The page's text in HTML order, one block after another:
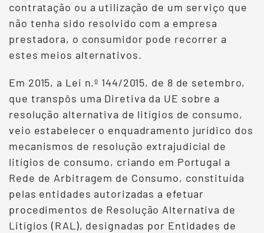
contratação ou a utilização de um serviço que
não tenha sido resolvido com a empresa
prestadora, o consumidor pode recorrer a
estes meios alternativos.
Em 2015, a Lei n.º 144/2015, de 8 de setembro,
que transpôs uma Diretiva da UE sobre a
resolução alternativa de litígios de consumo,
veio estabelecer o enquadramento jurídico dos
mecanismos de resolução extrajudicial de
litígios de consumo, criando em Portugal a
Rede de Arbitragem de Consumo, constituída
pelas entidades autorizadas a efetuar
procedimentos de Resolução Alternativa de
Litígios (RAL), designadas por Entidades de